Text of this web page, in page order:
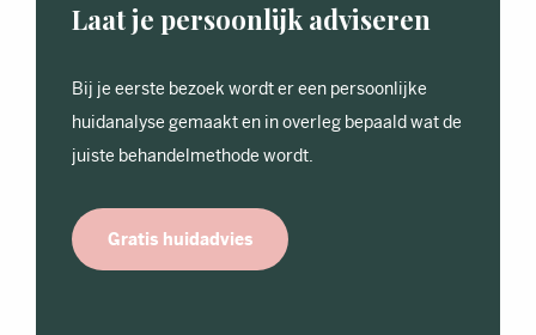
Laat je persoonlijk adviseren
Bij je eerste bezoek wordt er een persoonlijke
huidanalyse gemaakt en in overleg bepaald wat de
juiste behandelmethode wordt.
Gratis huidadvies